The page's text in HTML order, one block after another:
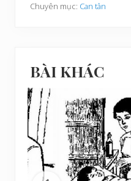
Chuyên mục: Can tân
BÀI KHÁC